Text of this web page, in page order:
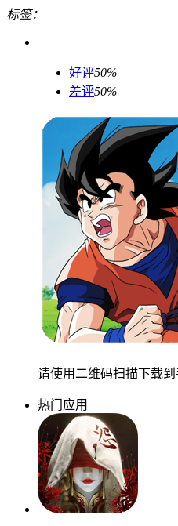
标签：
好评50%
差评50%
请使用二维码扫描下载
热门应用